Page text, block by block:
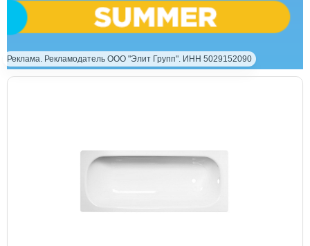
Реклама. Рекламодатель ООО "Элит Групп". ИНН 5029152090